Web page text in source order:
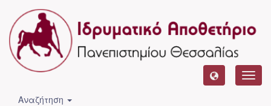
Αναζήτηση